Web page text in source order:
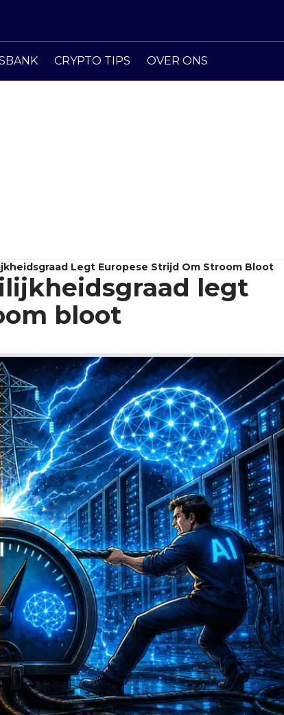
CRYPTO TIPS OVER ONS
Legt Europese Strijd Om Stroom Bloot
legt
bloot